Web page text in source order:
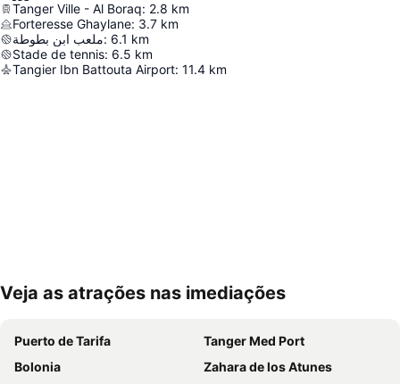
Tanger Ville - Al Boraq: 2.8 km
Forteresse Ghaylane: 3.7 km
ملعب ابن بطوطة: 6.1 km
Stade de tennis: 6.5 km
Tangier Ibn Battouta Airport: 11.4 km
Ampliar mapa
Veja as atrações nas imediações
Puerto de Tarifa
Tanger Med Port
Bolonia
Zahara de los Atunes